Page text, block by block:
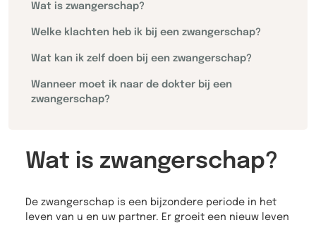
Wat is zwangerschap?
Welke klachten heb ik bij een zwangerschap?
Wat kan ik zelf doen bij een zwangerschap?
Wanneer moet ik naar de dokter bij een
zwangerschap?
Wat is zwangerschap?
De zwangerschap is een bijzondere periode in het
leven van u en uw partner. Er groeit een nieuw leven